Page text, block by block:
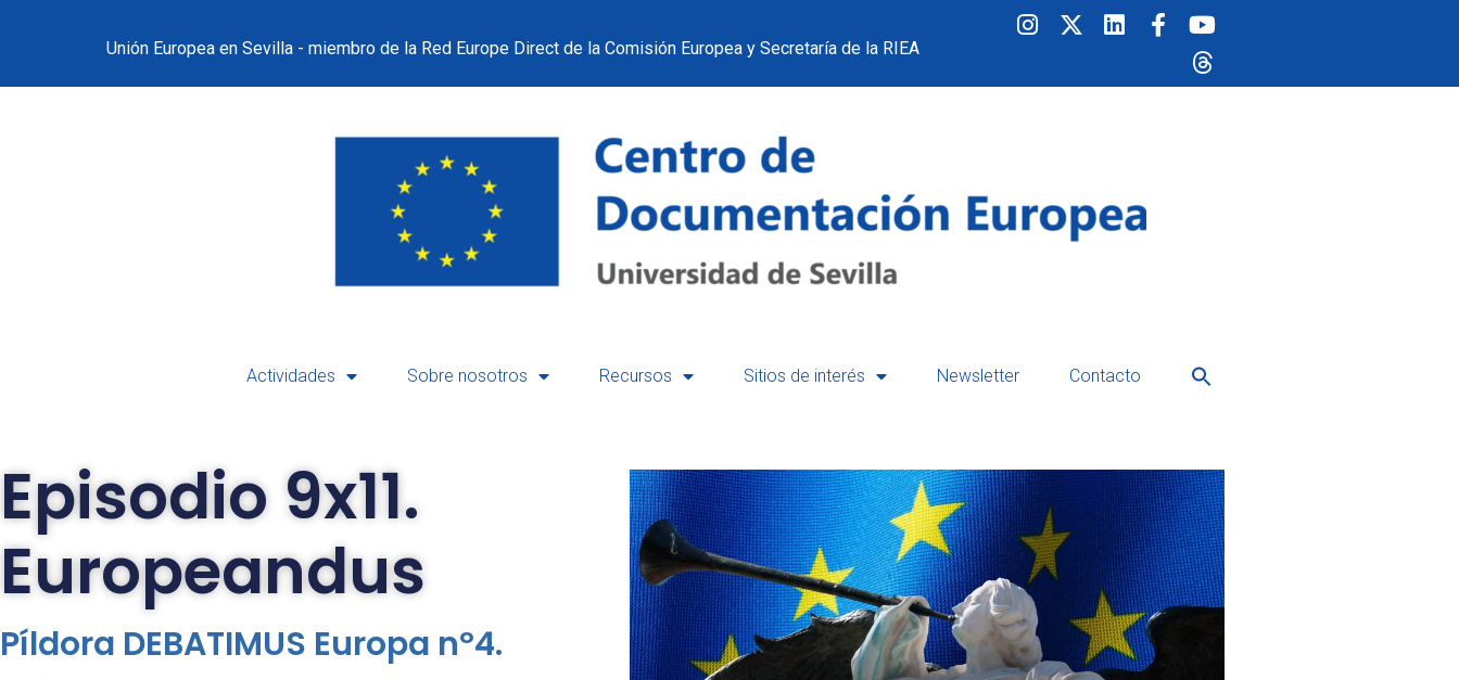
Unión Europea en Sevilla - miembro de la Red Europe Direct de la Comisión Europea y Secretaría de la RIEA
Actividades Sobre nosotros Recursos Sitios de interés Newsletter Contacto
Episodio 9x11.
Europeandus
Píldora DEBATIMUS Europa nº4.